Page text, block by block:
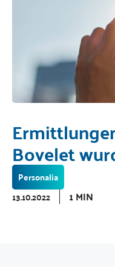
Bovelet
Personalia
13.10.2022
1 MIN